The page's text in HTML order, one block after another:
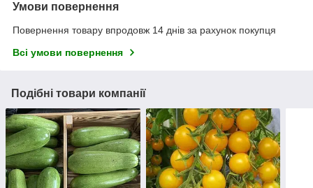
Умови повернення
Повернення товару впродовж 14 днів за рахунок покупця
Всі умови повернення
Подібні товари компанії